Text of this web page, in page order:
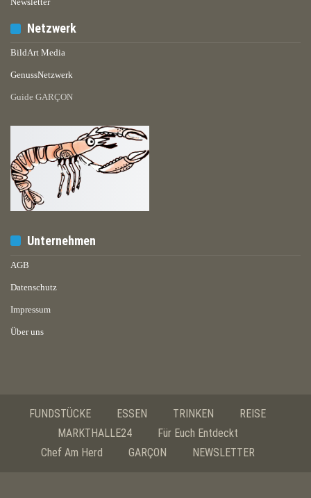
Netzwerk
BildArt Media
GenussNetzwerk
Guide GARÇON
Unternehmen
AGB
Datenschutz
Impressum
Über uns
FUNDSTÜCKE ESSEN TRINKEN
REISE
MARKTHALLE24
Für Euch Entdeckt
Chef Am Herd
GARÇON NEWSLETTER